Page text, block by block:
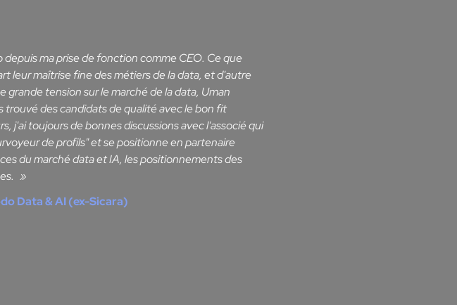
ma prise de fonction comme CEO. Ce que
leur maîtrise fine des métiers de la data, et d'autre
grande tension sur le marché de la data, Uman
trouvé des candidats de qualité avec le bon fit
j'ai toujours de bonnes discussions avec l'associé qui
de profils" et se positionne en partenaire
du marché data et IA, les positionnements des
Data & AI (ex-Sicara)